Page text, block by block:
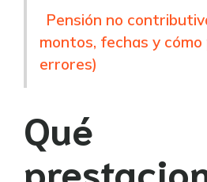
Pensión no
montos, fechas y cómo
errores)
Qué